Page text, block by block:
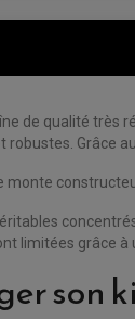
de qualité
robustes. Grâce
monte
véritables
limitées grâce
son